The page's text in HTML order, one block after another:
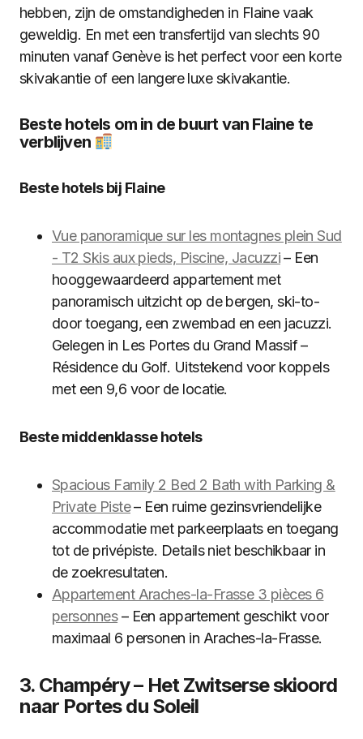
hebben, zijn de omstandigheden in Flaine vaak
geweldig. En met een transfertijd van slechts 90
minuten vanaf Genève is het perfect voor een korte
skivakantie of een langere luxe skivakantie.
Beste hotels om in de buurt van Flaine te
verblijven
Beste hotels bij Flaine
Vue panoramique sur les montagnes plein Sud
- T2 Skis aux pieds, Piscine, Jacuzzi– Een
hooggewaardeerd appartement met
panoramisch uitzicht op de bergen, ski-to-
door toegang, een zwembad en een jacuzzi.
Gelegen in Les Portes du Grand Massif –
Résidence du Golf. Uitstekend voor koppels
met een 9,6 voor de locatie.
Beste middenklasse hotels
Spacious Family 2 Bed 2 Bath with Parking &
Private Piste– Een ruime gezinsvriendelijke
accommodatie met parkeerplaats en toegang
tot de privépiste. Details niet beschikbaar in
de zoekresultaten.
Appartement Araches-la-Frasse 3 pièces 6
personnes– Een appartement geschikt voor
maximaal 6 personen in Araches-la-Frasse.
3. Champéry – Het Zwitserse skioord
naar Portes du Soleil